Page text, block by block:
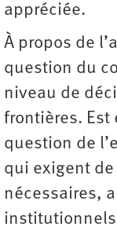
appréciée.
À propos de
question du
niveau de
frontières. Est
question de
qui exigent
nécessaires,